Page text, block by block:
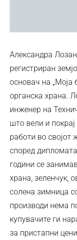
Александра
регистриран
основач на „Моја
органска храна.
инженер на
што вели и
работи во
според
години се
храна, зеленчук,
солена зимница
производи нема
купувачите ги
за пристапни